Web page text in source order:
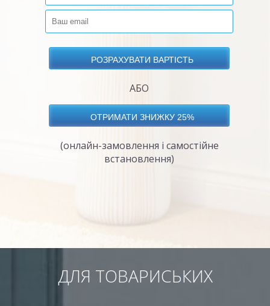
АБО
(онлайн-замовлення і самостійне
встановлення)
ДЛЯ ТОВАРИСЬКИХ